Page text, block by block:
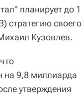
планирует до 1
стратегию своего
Кузовлев.
на 9,8 миллиарда
утверждения